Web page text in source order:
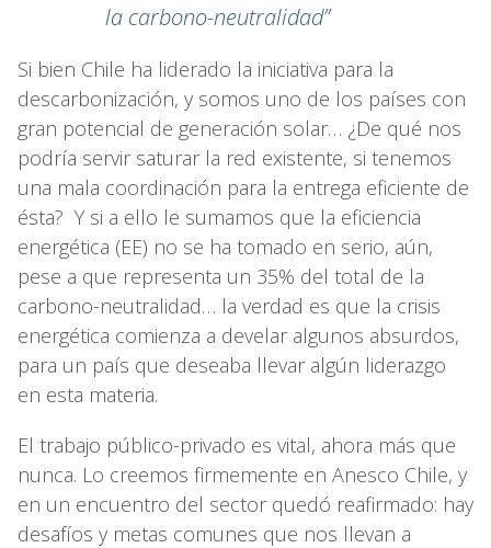
la carbono-neutralidad”
Si bien Chile ha liderado la iniciativa para la
descarbonización, y somos uno de los países con
gran potencial de generación solar… ¿De qué nos
podría servir saturar la red existente, si tenemos
una mala coordinación para la entrega eficiente de
ésta? Y si a ello le sumamos que la eficiencia
energética (EE) no se ha tomado en serio, aún,
pese a que representa un 35% del total de la
carbono-neutralidad… la verdad es que la crisis
energética comienza a develar algunos absurdos,
para un país que deseaba llevar algún liderazgo
en esta materia.
El trabajo público-privado es vital, ahora más que
nunca. Lo creemos firmemente en Anesco Chile, y
en un encuentro del sector quedó reafirmado: hay
desafíos y metas comunes que nos llevan a